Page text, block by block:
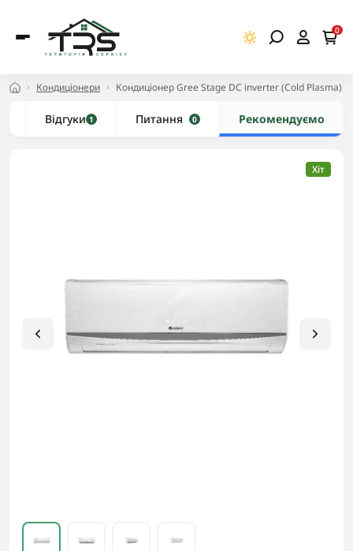
0
Кондиціонери Кондиціонер Gree Stage DC inverter (Cold Plasma)
Відгуки 1 Питання 0 Рекомендуємо
Хіт